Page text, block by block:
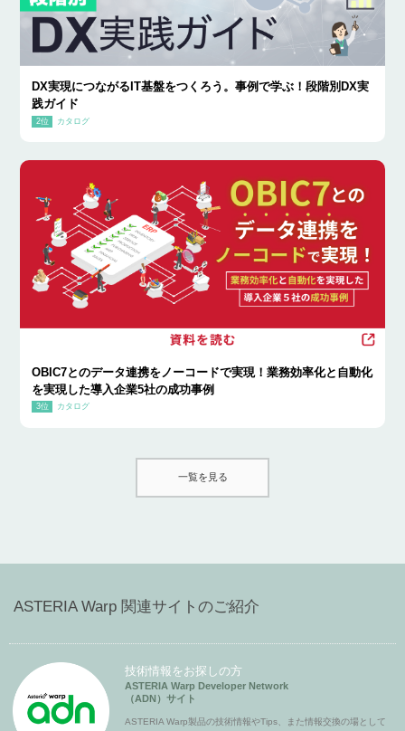
DX実現につながるIT基盤をつくろう。事例で学ぶ！段階別DX実
践ガイド
カタログ
OBIC7とのデータ連携をノーコードで実現！業務効率化と自動化
を実現した導入企業5社の成功事例
カタログ
一覧を見る
ASTERIA Warp 関連サイトのご紹介
技術情報をお探しの方
ASTERIA Warp Developer Network
（ADN）サイト
ASTERIA Warp製品の技術情報やTips、また情報交換の場として